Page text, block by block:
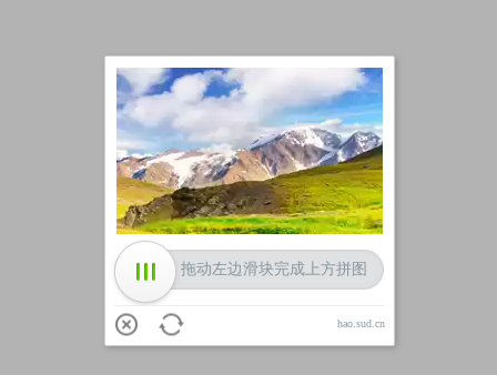
加载中
拖动左边滑块完成上方拼图
hao.sud.cn